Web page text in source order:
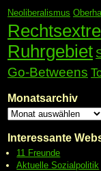
Neoliberalismus
Ruhrgebiet
Go-Betweens
Monatsarchiv
Interessante
11 Freunde
Aktuelle Sozialpolitik